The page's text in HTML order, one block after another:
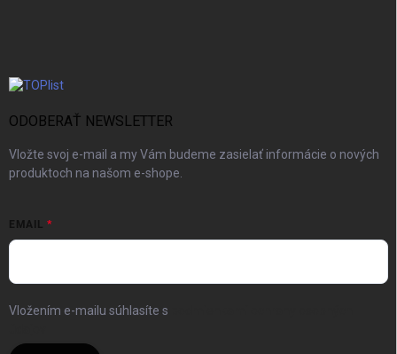
ODOBERAŤ NEWSLETTER
Vložte svoj e-mail a my Vám budeme zasielať informácie o nových
produktoch na našom e-shope.
EMAIL
Vložením e-mailu súhlasíte s